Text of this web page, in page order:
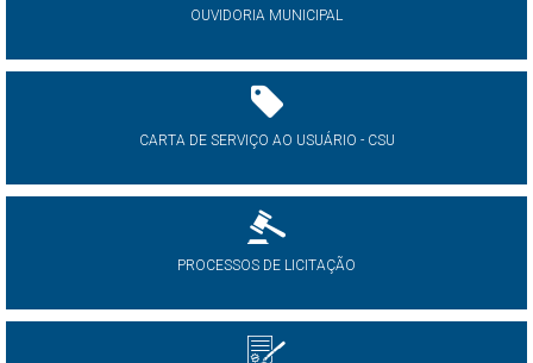
OUVIDORIA MUNICIPAL
CARTA DE SERVIÇO AO USUÁRIO - CSU
PROCESSOS DE LICITAÇÃO